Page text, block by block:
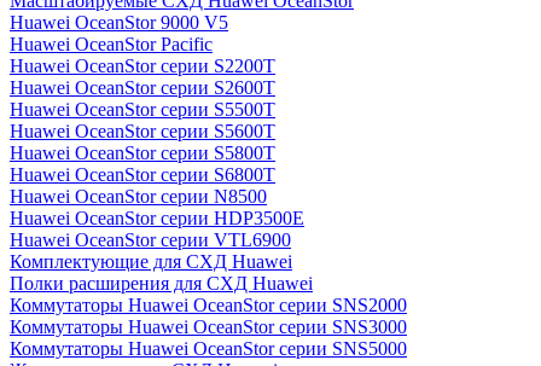
Huawei OceanStor 9000 V5
Huawei OceanStor Pacific
Huawei OceanStor серии S2200T
Huawei OceanStor серии S2600T
Huawei OceanStor серии S5500T
Huawei OceanStor серии S5600T
Huawei OceanStor серии S5800T
Huawei OceanStor серии S6800T
Huawei OceanStor серии N8500
Huawei OceanStor серии HDP3500E
Huawei OceanStor серии VTL6900
Комплектующие для СХД Huawei
Полки расширения для СХД Huawei
Коммутаторы Huawei OceanStor серии SNS2000
Коммутаторы Huawei OceanStor серии SNS3000
Коммутаторы Huawei OceanStor серии SNS5000